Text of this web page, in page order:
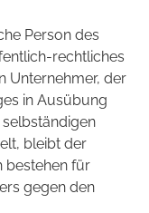
Person des
rechtliches
Unternehmer, der
in Ausübung
bleibt der
bestehen für
gegen den